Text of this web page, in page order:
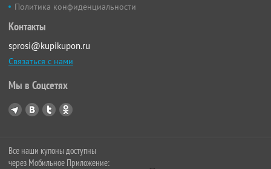
Политика конфиденциальности
Контакты
sprosi@kupikupon.ru
Связаться с нами
Мы в Соцсетях
Все наши купоны доступны
через Мобильное Приложение: